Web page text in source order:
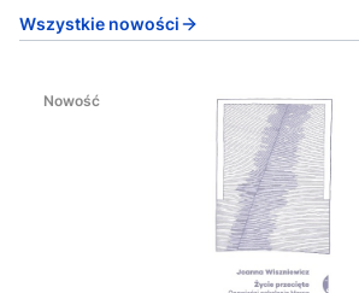
Wszystkie nowości
Nowość